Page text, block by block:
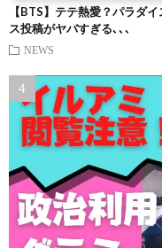
【BTS】テテ熱愛？パラダ
ス投稿がヤバすぎる､､､
NEWS